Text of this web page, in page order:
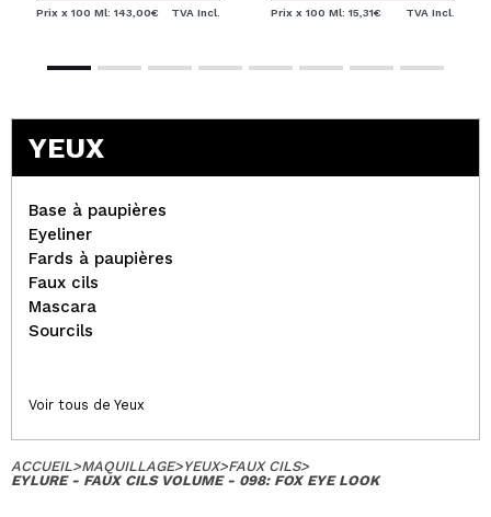
Prix x 100 Ml: 143,00€ TVA Incl. Prix x 100 Ml: 15,31€ TVA Incl.
YEUX
Base à paupières
Eyeliner
Fards à paupières
Faux cils
Mascara
Sourcils
Voir tous de Yeux
ACCUEIL>MAQUILLAGE>YEUX>FAUX CILS>
EYLURE - FAUX CILS VOLUME - 098: FOX EYE LOOK